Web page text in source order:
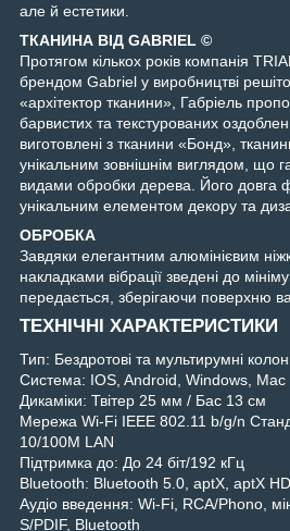
але й естетики.
ТКАНИНА ВІД GABRIEL ©
Протягом кількох років компанія
брендом Gabriel у виробництві
«архітектор тканини», Габріель
барвистих та текстурованих
виготовлені з тканини «Бонд»,
унікальним зовнішнім виглядом, що
видами обробки дерева. Його довга
унікальним елементом декору та
ОБРОБКА
Завдяки елегантним алюмінієвим
накладками вібрації зведені до
передається, зберігаючи поверхню
ТЕХНІЧНІ ХАРАКТЕРИСТИКИ
Тип: Бездротові та мультирумні
Система: IOS, Android, Windows, Mac
Дикаміки: Твітер 25 мм / Бас 13 см
Мережа Wi-Fi IEEE 802.11 b/g/n
10/100M LAN
Підтримка до: До 24 біт/192 кГц
Bluetooth: Bluetooth 5.0, aptX, aptX
Аудіо введення: Wi-Fi, RCA/Phono,
S/PDIF, Bluetooth